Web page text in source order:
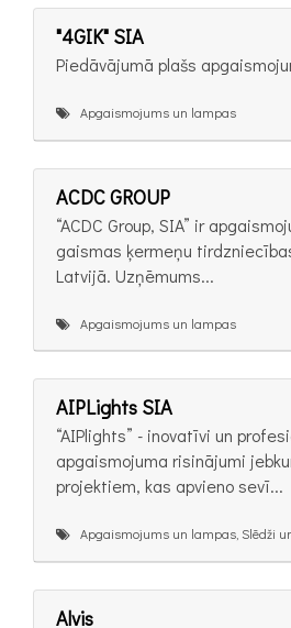
"4GIK" SIA
Piedāvājumā plašs
Apgaismojums un lampas
ACDC GROUP
“ACDC Group, SIA” ir
gaismas ķermeņu
Latvijā. Uzņēmums...
Apgaismojums un lampas
AIPLights SIA
“AIPlights” - inovatīvi un
apgaismojuma risinājumi
projektiem, kas apvieno sevī...
Apgaismojums un lampas, Slēdži
Alvis